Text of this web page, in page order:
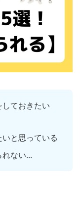
ておきたい
と思っている
ない...